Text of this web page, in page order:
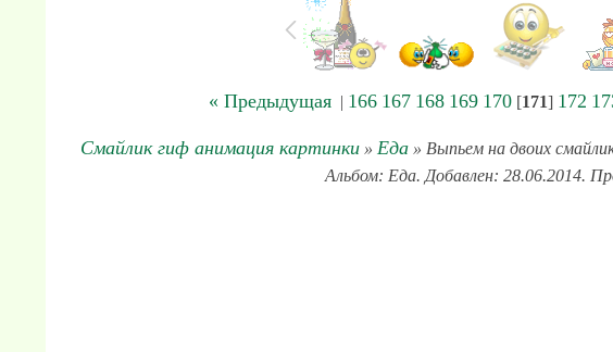
« Предыдущая| 166 167 168 169 170[171] 172
Смайлик гиф анимация картинки» Еда» Выпьем на двоих
Альбом: Еда. Добавлен: 28.06.2014.